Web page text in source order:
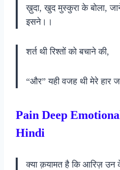
ख़ुदा, खुद मुस्कुरा के बोला,
इसने।।
शर्त थी रिश्तों को बचाने की,
“और” यही वजह थी मेरे हार
Pain Deep
Hindi
क्या क़यामत है कि आरिज़ उन